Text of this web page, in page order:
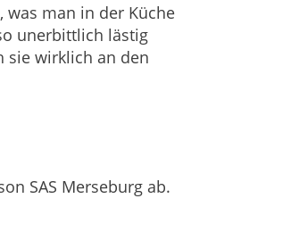
was man in der Küche
unerbittlich lästig
sie wirklich an den
SAS Merseburg ab.